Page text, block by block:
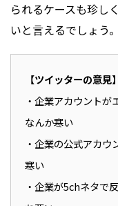
られるケースも珍し
いと言えるでしょう。
【ツイッターの意見】
・企業アカウント
なんか寒い
・企業の公式アカウ
寒い
・企業が5chネタで